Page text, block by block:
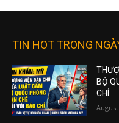
TIN HOT TRONG
BỘ
CHÍ